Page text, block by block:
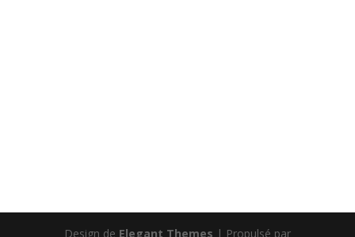
Design de Elegant Themes | Propulsé par